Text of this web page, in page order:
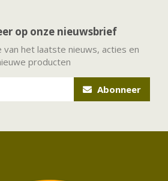
op onze nieuwsbrief
het laatste nieuws, acties en
producten
Abonneer